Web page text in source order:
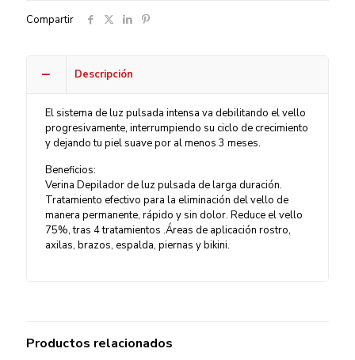
Compartir
Descripción
El sistema de luz pulsada intensa va debilitando el vello
progresivamente, interrumpiendo su ciclo de crecimiento
y dejando tu piel suave por al menos 3 meses.
Beneficios:
Verina Depilador de luz pulsada de larga duración.
Tratamiento efectivo para la eliminación del vello de
manera permanente, rápido y sin dolor. Reduce el vello
75%, tras 4 tratamientos .Áreas de aplicación rostro,
axilas, brazos, espalda, piernas y bikini.
Productos relacionados